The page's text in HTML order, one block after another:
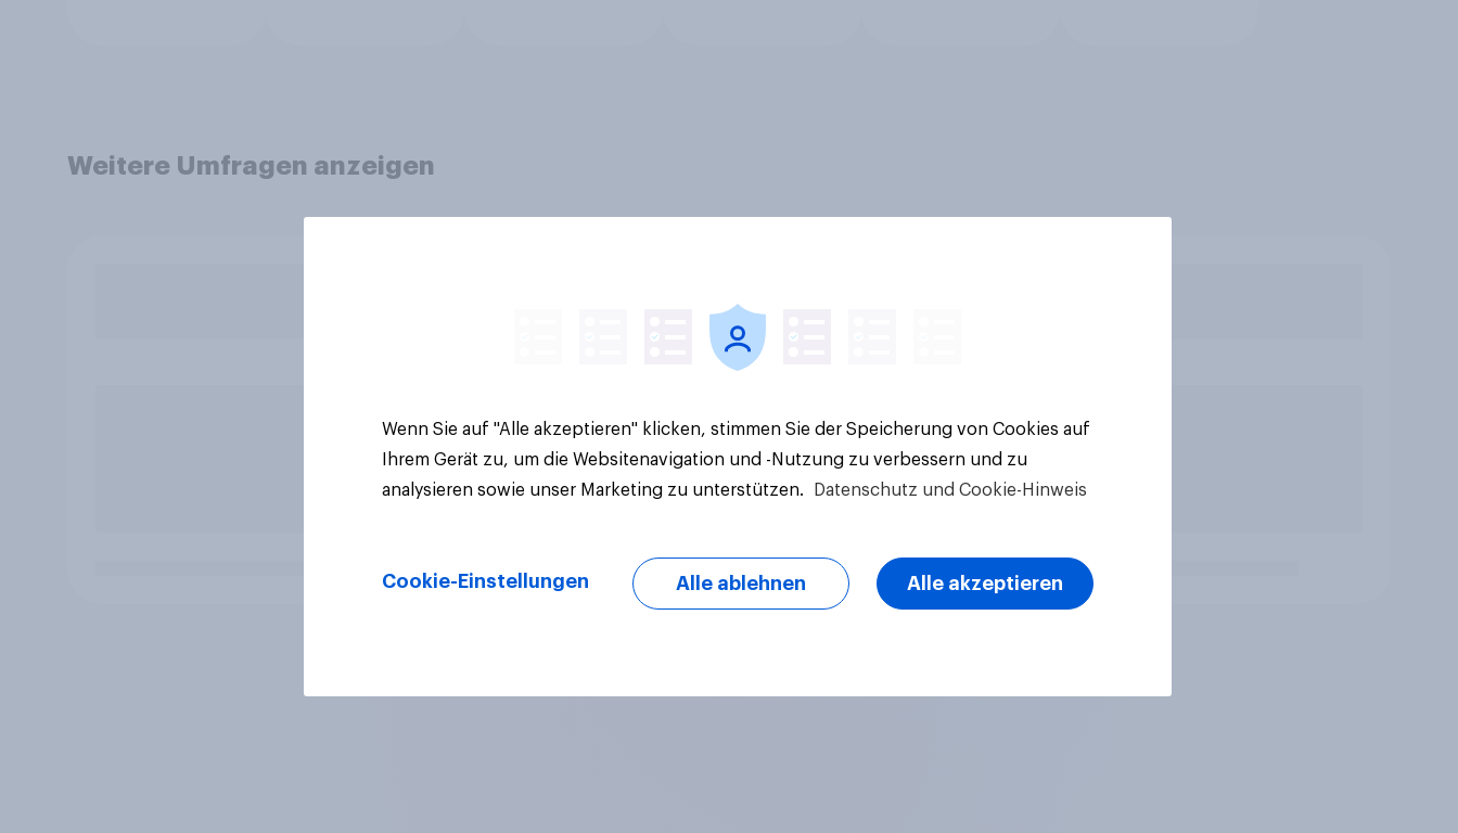
Weitere Umfragen anzeigen
Wenn Sie auf "Alle akzeptieren" klicken, stimmen Sie der Speicherung von Cookies auf
Ihrem Gerät zu, um die Websitenavigation und -Nutzung zu verbessern und zu
analysieren sowie unser Marketing zu unterstützen.
Datenschutz und Cookie-Hinweis
Cookie-Einstellungen Alle ablehnen Alle akzeptieren